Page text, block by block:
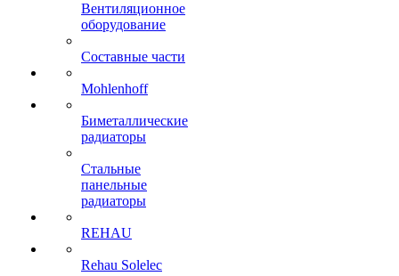
Вентиляционное
оборудование
Составные части
Mohlenhoff
Биметаллические
радиаторы
Стальные
панельные
радиаторы
REHAU
Rehau Solelec